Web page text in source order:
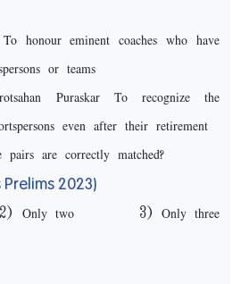
honour eminent coaches who have
or teams
Puraskar To recognize the
even after their retirement
are correctly matched?
2023)
two 3) Only three